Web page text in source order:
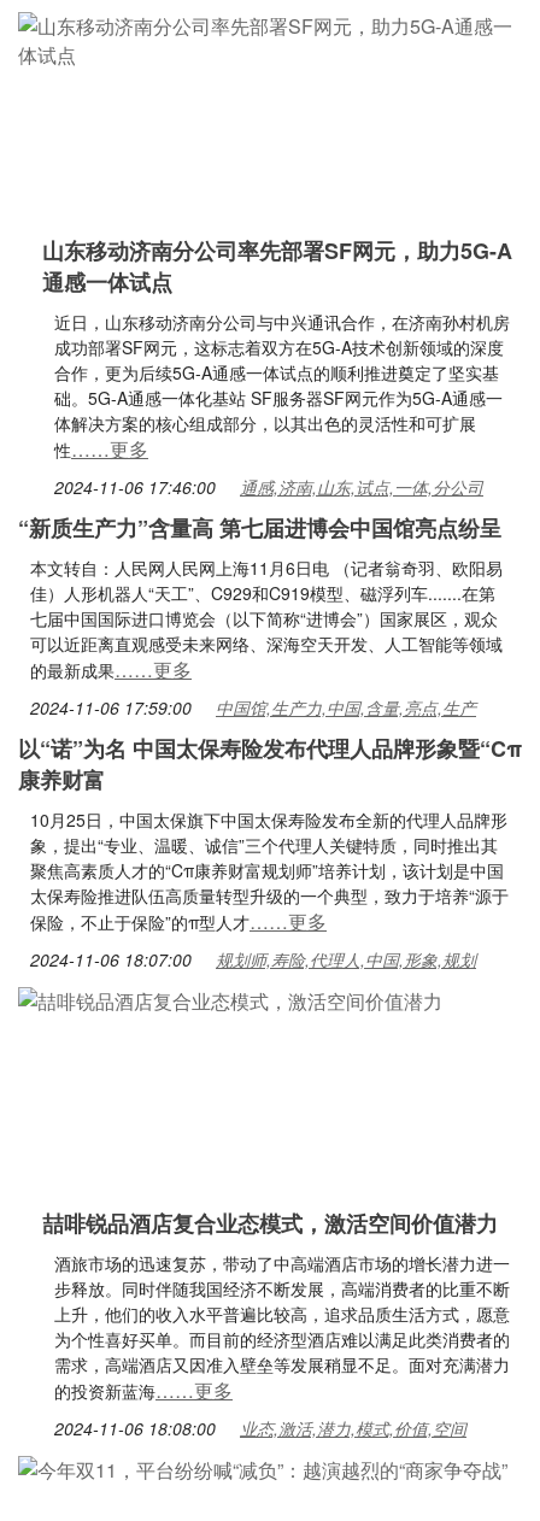
山东移动济南分公司率先部署SF网元，助力5G-A
通感一体试点
近日，山东移动济南分公司与中兴通讯合作，在济南孙村机房
成功部署SF网元，这标志着双方在5G-A技术创新领域的深度
合作，更为后续5G-A通感一体试点的顺利推进奠定了坚实基
础。5G-A通感一体化基站 SF服务器SF网元作为5G-A通感一
体解决方案的核心组成部分，以其出色的灵活性和可扩展
性……更多
2024-11-06 17:46:00 通感,济南,山东,试点,一体,分公司
“新质生产力”含量高 第七届进博会中国馆亮点纷呈
本文转自：人民网人民网上海11月6日电 （记者翁奇羽、欧阳易
佳）人形机器人“天工”、C929和C919模型、磁浮列车.......在第
七届中国国际进口博览会（以下简称“进博会”）国家展区，观众
可以近距离直观感受未来网络、深海空天开发、人工智能等领域
的最新成果……更多
2024-11-06 17:59:00 中国馆,生产力,中国,含量,亮点,生产
以“诺”为名 中国太保寿险发布代理人品牌形象暨“Cπ
康养财富
10月25日，中国太保旗下中国太保寿险发布全新的代理人品牌形
象，提出“专业、温暖、诚信”三个代理人关键特质，同时推出其
聚焦高素质人才的“Cπ康养财富规划师”培养计划，该计划是中国
太保寿险推进队伍高质量转型升级的一个典型，致力于培养“源于
保险，不止于保险”的π型人才……更多
2024-11-06 18:07:00 规划师,寿险,代理人,中国,形象,规划
喆啡锐品酒店复合业态模式，激活空间价值潜力
酒旅市场的迅速复苏，带动了中高端酒店市场的增长潜力进一
步释放。同时伴随我国经济不断发展，高端消费者的比重不断
上升，他们的收入水平普遍比较高，追求品质生活方式，愿意
为个性喜好买单。而目前的经济型酒店难以满足此类消费者的
需求，高端酒店又因准入壁垒等发展稍显不足。面对充满潜力
的投资新蓝海……更多
2024-11-06 18:08:00 业态,激活,潜力,模式,价值,空间